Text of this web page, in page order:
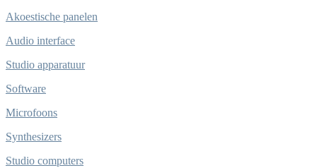
Akoestische panelen
Audio interface
Studio apparatuur
Software
Microfoons
Synthesizers
Studio computers